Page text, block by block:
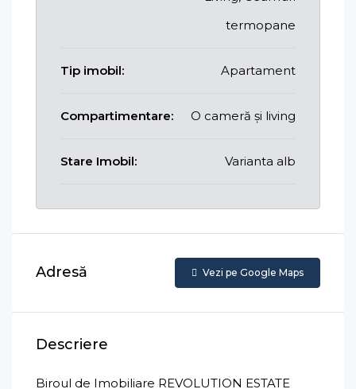
termopane
Tip imobil: Apartament
Compartimentare: O cameră și living
Stare Imobil: Varianta alb
Adresă Vezi pe Google Maps
Descriere
Biroul de Imobiliare REVOLUTION ESTATE